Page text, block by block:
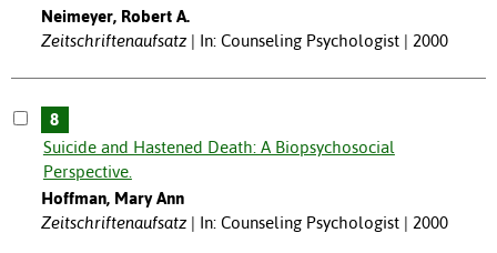
Neimeyer, Robert A.
Zeitschriftenaufsatz
In: Counseling Psychologist | 2000
8
Suicide and Hastened Death: A Biopsychosocial
Perspective.
Hoffman, Mary Ann
Zeitschriftenaufsatz
In: Counseling Psychologist | 2000